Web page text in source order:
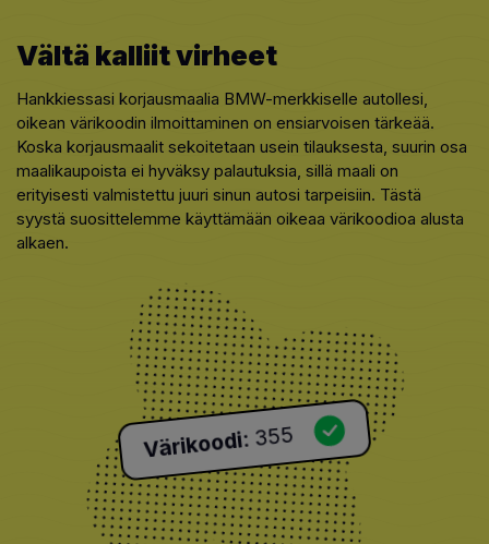
Vältä kalliit virheet
Hankkiessasi korjausmaalia BMW-merkkiselle autollesi,
oikean värikoodin ilmoittaminen on ensiarvoisen tärkeää.
Koska korjausmaalit sekoitetaan usein tilauksesta, suurin osa
maalikaupoista ei hyväksy palautuksia, sillä maali on
erityisesti valmistettu juuri sinun autosi tarpeisiin. Tästä
syystä suosittelemme käyttämään oikeaa värikoodioa alusta
alkaen.
Värikoodi: 355